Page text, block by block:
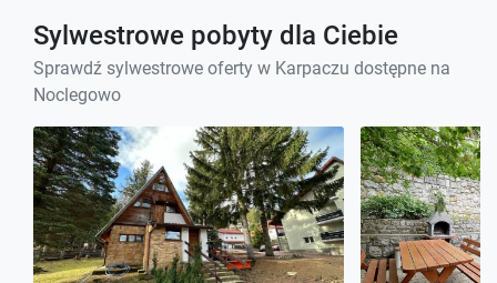
Sylwestrowe pobyty dla Ciebie
Sprawdź sylwestrowe oferty w Karpaczu dostępne na
Noclegowo